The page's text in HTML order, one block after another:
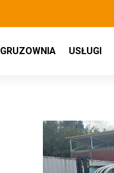
GRUZOWNIA USŁUGI